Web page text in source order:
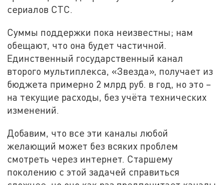
сериалов СТС.
Суммы поддержки пока неизвестны; нам
обещают, что она будет частичной.
Единственный государственный канал
второго мультиплекса, «Звезда», получает из
бюджета примерно 2 млрд руб. в год, но это –
на текущие расходы, без учёта технических
изменений.
Добавим, что все эти каналы любой
желающий может без всяких проблем
смотреть через интернет. Старшему
поколению с этой задачей справиться